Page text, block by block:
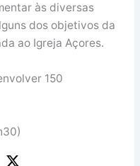
às diversas
dos objetivos da
ao Igreja Açores.
150